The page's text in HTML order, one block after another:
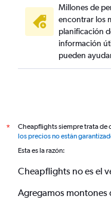
Millones de
encontrar los
planificación
información
pueden
*
Cheapflights siempre trata de
los precios no están
Esta es la razón:
Cheapflights no es el
Agregamos montones